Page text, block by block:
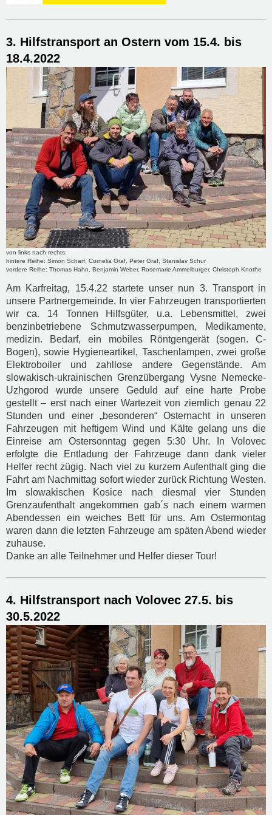
3. Hilfstransport an Ostern vom 15.4. bis
18.4.2022
von links nach rechts:
hintere Reihe: Simon Scharf, Cornelia Graf, Peter Graf, Stanislav Schur
vordere Reihe: Thomas Hahn, Benjamin Weber, Rosemarie Ammelburger, Christoph Knothe
Am Karfreitag, 15.4.22 startete unser nun 3. Transport in
unsere Partnergemeinde. In vier Fahrzeugen transportierten
wir ca. 14 Tonnen Hilfsgüter, u.a. Lebensmittel, zwei
benzinbetriebene Schmutzwasserpumpen, Medikamente,
medizin. Bedarf, ein mobiles Röntgengerät (sogen. C-
Bogen), sowie Hygieneartikel, Taschenlampen, zwei große
Elektroboiler und zahllose andere Gegenstände. Am
slowakisch-ukrainischen Grenzübergang Vysne Nemecke-
Uzhgorod wurde unsere Geduld auf eine harte Probe
gestellt – erst nach einer Wartezeit von ziemlich genau 22
Stunden und einer „besonderen“ Osternacht in unseren
Fahrzeugen mit heftigem Wind und Kälte gelang uns die
Einreise am Ostersonntag gegen 5:30 Uhr. In Volovec
erfolgte die Entladung der Fahrzeuge dann dank vieler
Helfer recht zügig. Nach viel zu kurzem Aufenthalt ging die
Fahrt am Nachmittag sofort wieder zurück Richtung Westen.
Im slowakischen Kosice nach diesmal vier Stunden
Grenzaufenthalt angekommen gab´s nach einem warmen
Abendessen ein weiches Bett für uns. Am Ostermontag
waren dann die letzten Fahrzeuge am späten Abend wieder
zuhause.
Danke an alle Teilnehmer und Helfer dieser Tour!
4. Hilfstransport nach Volovec 27.5. bis
30.5.2022